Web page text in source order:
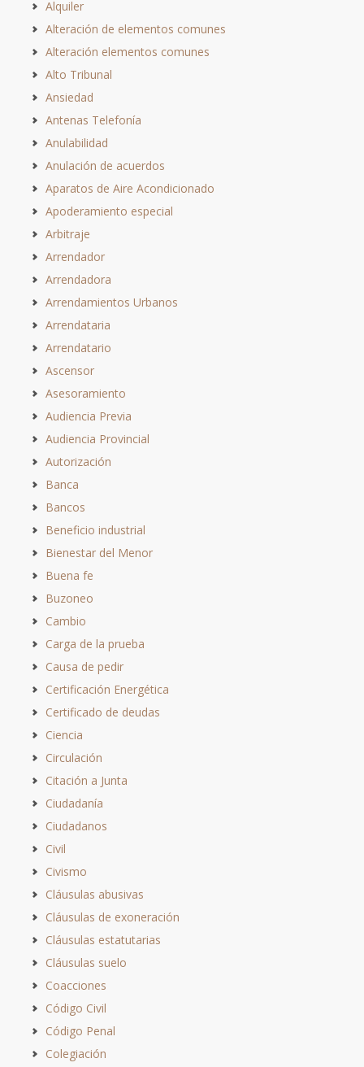
Alquiler
Alteración de elementos comunes
Alteración elementos comunes
Alto Tribunal
Ansiedad
Antenas Telefonía
Anulabilidad
Anulación de acuerdos
Aparatos de Aire Acondicionado
Apoderamiento especial
Arbitraje
Arrendador
Arrendadora
Arrendamientos Urbanos
Arrendataria
Arrendatario
Ascensor
Asesoramiento
Audiencia Previa
Audiencia Provincial
Autorización
Banca
Bancos
Beneficio industrial
Bienestar del Menor
Buena fe
Buzoneo
Cambio
Carga de la prueba
Causa de pedir
Certificación Energética
Certificado de deudas
Ciencia
Circulación
Citación a Junta
Ciudadanía
Ciudadanos
Civil
Civismo
Cláusulas abusivas
Cláusulas de exoneración
Cláusulas estatutarias
Cláusulas suelo
Coacciones
Código Civil
Código Penal
Colegiación